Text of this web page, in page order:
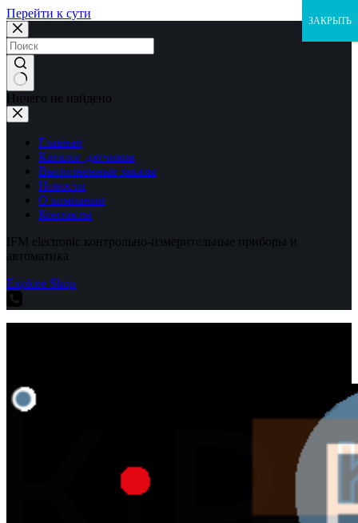
Перейти к сути
Ничего не найдено
Главная
Каталог датчиков
Выполненные заказы
Новости
О компании
Контакты
IFM electronic контрольно-измерительные приборы и
автоматика
Explore Shop
ЗАКРЫТЬ